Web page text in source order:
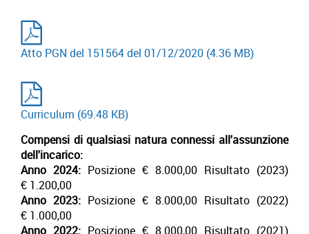
Atto PGN del 151564 del 01/12/2020 (4.36 MB)
Curriculum (69.48 KB)
Compensi di qualsiasi natura connessi all'assunzione
dell'incarico:
Anno 2024: Posizione € 8.000,00 Risultato (2023)
€ 1.200,00
Anno 2023: Posizione € 8.000,00 Risultato (2022)
€ 1.000,00
Anno 2022: Posizione € 8.000,00 Risultato (2021)